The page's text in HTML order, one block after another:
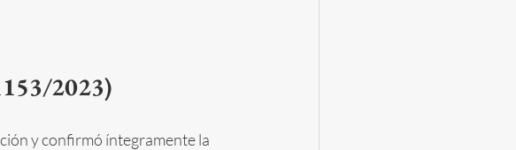
2023)
y confirmó íntegramente la